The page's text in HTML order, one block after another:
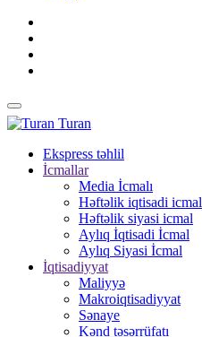
Turan
Ekspress təhlil
İcmallar
Media İcmalı
Həftəlik iqtisadi icmal
Həftəlik siyasi icmal
Aylıq İqtisadi İcmal
Aylıq Siyasi İcmal
İqtisadiyyat
Maliyyə
Makroiqtisadiyyat
Sənaye
Kənd təsərrüfatı